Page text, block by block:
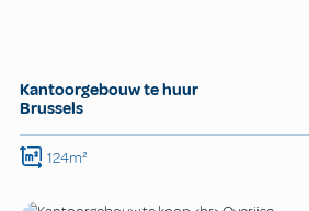
Kantoorgebouw te huur
Brussels
124m²